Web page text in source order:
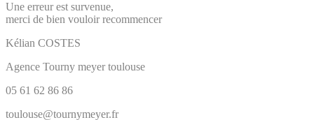
Une erreur est survenue,
merci de bien vouloir recommencer
Kélian COSTES
Agence Tourny meyer toulouse
05 61 62 86 86
toulouse@tournymeyer.fr